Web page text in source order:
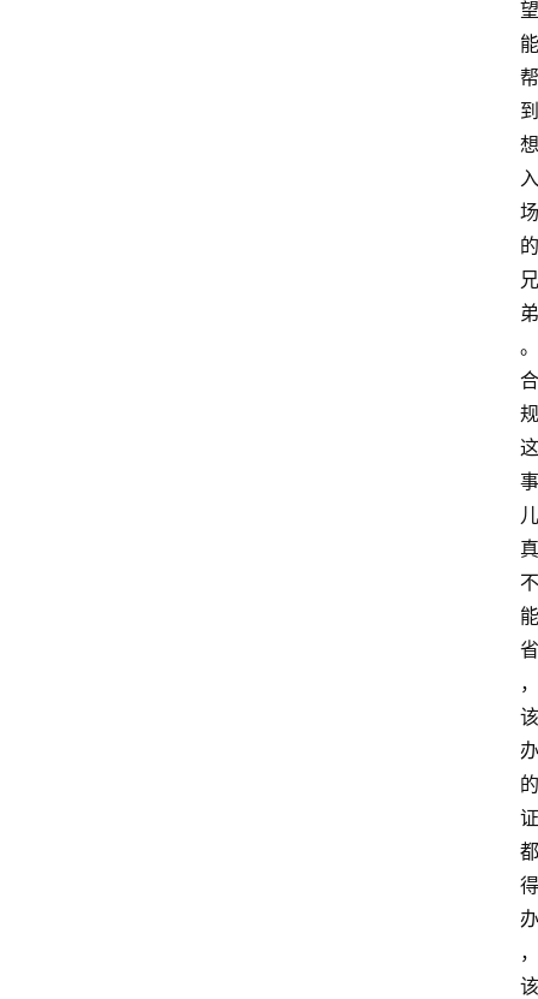
望
能
帮
到
想
入
场
的
兄
弟
。
合
规
这
事
儿
真
不
能
省
，
该
办
的
证
都
得
办
，
该